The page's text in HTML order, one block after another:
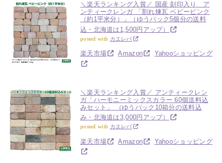
＼楽天ランキング入賞／ 国産 刻印入り ア
ンティークレンガ 「割れ煉瓦 ベビーピンク
（約1平米分）」（ゆうパック5個分の送料
込・北海道は1,500円アップ）
posted with カエレバ
楽天市場 Amazon Yahooショッピング
＼楽天ランキング入賞／ アンティークレン
ガ「ハーモニーミックスカラー 60個送料込
みセット」 （ゆうパック10箱分の送料込
み・北海道は3,000円アップ）
posted with カエレバ
楽天市場 Amazon Yahooショッピング